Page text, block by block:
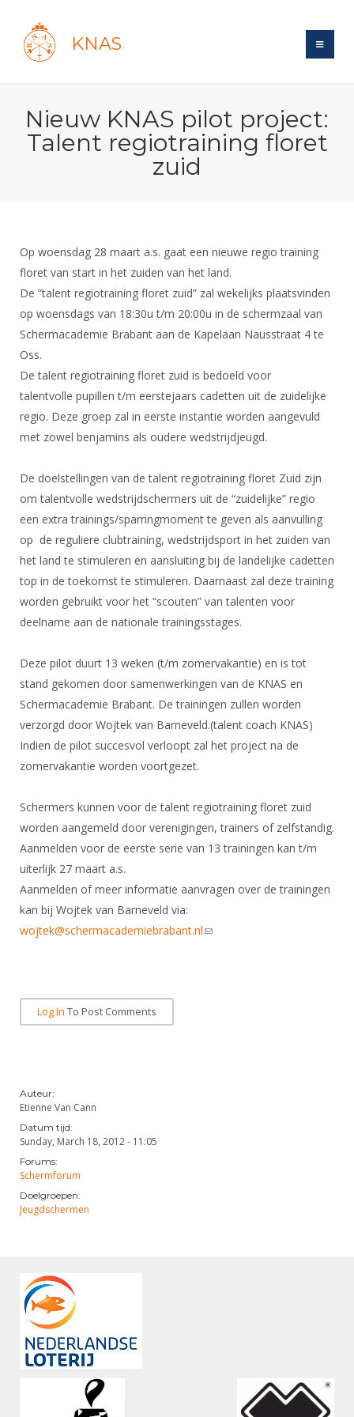
KNAS
Login
Maandelijks archief
Evenement
Website
Gebruiksvoorwaarden
Handleiding
Bond
Bond
Reglementen
Ledencijfers
Sponsors en Partners
Organisatie
Bestuur
Commissies
Leden van Verdiensten
Bondsbureau
Contact
Medewerkers
Formulieren
Alle Verenigingen
Nieuws
Verenigingsondersteuning
Oprichting Vereniging
Overschrijven leden
Schermen
Recreatiesport
Veteranen
Lichtzwaardschermen
Ranglijsten
Inschrijven
Reglementen
Schermpaspoort
Rolstoelschermen
Wedstrijdkalender
KNAS Keurmerk
NK's
Veteranenwedstrijden
Wedstrijdorganisatie
Aanvragen van scheidsrechters
Scheidsrechterslijst
Import inschrijvingen uit Nahouw
Verwerk wedstrijduitslagen
NK organiseren
Geschiedenis van het schermen
Nieuws
Oranje
DBT
SBT
Talentontwikkeling
Atletencommissie
Internationale Titeltoernooien
Internationale aanmeldingen
Voor de jeugd
Spreekbeurtpakket
Ouders en vereniging
Jeugdkampen
Brassardsysteem
Voor coaches en leraren
Nationale opleidingen
Internationale opleidingen
Opleidingen
Leraar
Voor scheidsrechters
Scheidsrechterslijst
Scheidsrechter Documentatie
Opleidingen
Tuchtzaken
Infotheek
Bibliotheek
Touché
Schermforum
Nieuws
Zoek Vereniging
Contact
NK organiseren
Nieuw KNAS pilot project:
Talent regiotraining floret
zuid
Op woensdag 28 maart a.s. gaat een nieuwe regio training
floret van start in het zuiden van het land.
De “talent regiotraining floret zuid” zal wekelijks plaatsvinden
op woensdags van 18:30u t/m 20:00u in de schermzaal van
Schermacademie Brabant aan de Kapelaan Nausstraat 4 te
Oss.
De talent regiotraining floret zuid is bedoeld voor
talentvolle pupillen t/m eerstejaars cadetten uit de zuidelijke
regio. Deze groep zal in eerste instantie worden aangevuld
met zowel benjamins als oudere wedstrijdjeugd.
De doelstellingen van de talent regiotraining floret Zuid zijn
om talentvolle wedstrijdschermers uit de “zuidelijke” regio
een extra trainings/sparringmoment te geven als aanvulling
op de reguliere clubtraining, wedstrijdsport in het zuiden van
het land te stimuleren en aansluiting bij de landelijke cadetten
top in de toekomst te stimuleren. Daarnaast zal deze training
worden gebruikt voor het “scouten” van talenten voor
deelname aan de nationale trainingsstages.
Deze pilot duurt 13 weken (t/m zomervakantie) en is tot
stand gekomen door samenwerkingen van de KNAS en
Schermacademie Brabant. De trainingen zullen worden
verzorgd door Wojtek van Barneveld.(talent coach KNAS)
Indien de pilot succesvol verloopt zal het project na de
zomervakantie worden voortgezet.
Schermers kunnen voor de talent regiotraining floret zuid
worden aangemeld door verenigingen, trainers of zelfstandig.
Aanmelden voor de eerste serie van 13 trainingen kan t/m
uiterlijk 27 maart a.s.
Aanmelden of meer informatie aanvragen over de trainingen
kan bij Wojtek van Barneveld via:
wojtek@schermacademiebrabant.nl(link sends e-mail)
Log In To Post Comments
Auteur:
Etienne Van Cann
Datum tijd:
Sunday, March 18, 2012 - 11:05
Forums:
Schermforum
Doelgroepen:
Jeugdschermen